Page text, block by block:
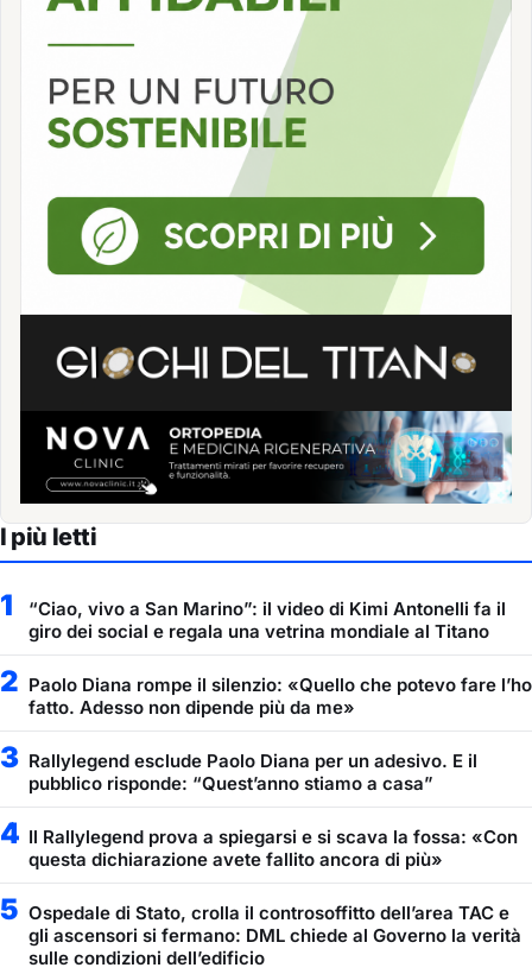
I più letti
1
“Ciao, vivo a San Marino”: il video di Kimi Antonelli fa il
giro dei social e regala una vetrina mondiale al Titano
2 Paolo Diana rompe il silenzio: «Quello che potevo fare l’ho
fatto. Adesso non dipende più da me»
3 Rallylegend esclude Paolo Diana per un adesivo. E il
pubblico risponde: “Quest’anno stiamo a casa”
4 Il Rallylegend prova a spiegarsi e si scava la fossa: «Con
questa dichiarazione avete fallito ancora di più»
5 Ospedale di Stato, crolla il controsoffitto dell’area TAC e
gli ascensori si fermano: DML chiede al Governo la verità
sulle condizioni dell’edificio